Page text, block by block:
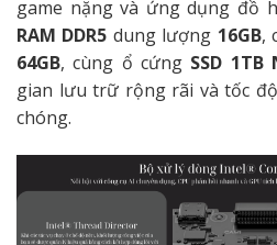
game nặng và ứng dụng đồ
RAM DDR5 dung lượng 16GB,
64GB, cùng ổ cứng SSD 1TB
gian lưu trữ rộng rãi và tốc
chóng.